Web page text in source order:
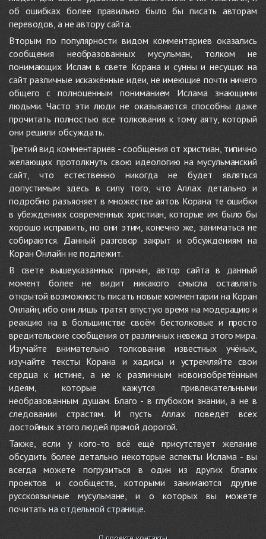
об ошибках более правильно было бы писать авторам
переводов, а не автору сайта.
Вторым по популярности видом комментариев оказались
сообщения необразованных мусульман, толком не
понимающих Ислам в свете Корана и сунны и несущих на
сайт различные искажённые идеи, не имеющие почти ничего
общего с полноценным пониманием Ислама знающими
людьми. Часто эти люди не оказываются способны даже
прочитать полностью все толкования к тому аяту, который
они решили обсуждать.
Третий вид комментариев - сообщения от христиан, типично
желающих протолкнуть свою идеологию на мусульманский
сайт, что естественно никогда не будет являться
допустимым здесь в силу того, что Аллах детально и
подробно разъясняет в множестве аятов Корана те ошибки
в убеждениях современных христиан, которые им было бы
хорошо исправить, но они этим, конечно же, заниматься не
собираются. Данный разговор закрыт и обсуждениям на
Коран Онлайн не подлежит.
В свете вышеуказанных причин, автор сайта в данный
момент более не видит никакого смысла оставлять
открытой возможность писать новые комментарии на Коран
Онлайн, ибо они лишь тратят впустую время на модерацию и
реакцию на в большинстве своём бестолковые и просто
вредительские сообщения от различных невежд этого мира.
Изучайте внимательно толкования известных учёных,
изучайте тексты Корана и хадисы и устремляйте свои
сердца к истине, а не к различным новоизобретённым
идеям, которые кажутся привлекательными
необразованным душам. Благо - в глубоком знании, а не в
следовании страстям. И пусть Аллах поведёт всех
достойных этого людей прямой дорогой.
Также, если у кого-то всё ещё присутствует желание
обсудить более детально некоторые аспекты Ислама - вы
всегда можете погрузиться в один из других благих
проектов и сообществ, которыми занимаются другие
русскоязычные мусульмане, и о которых вы можете
почитатьна отдельной странице.